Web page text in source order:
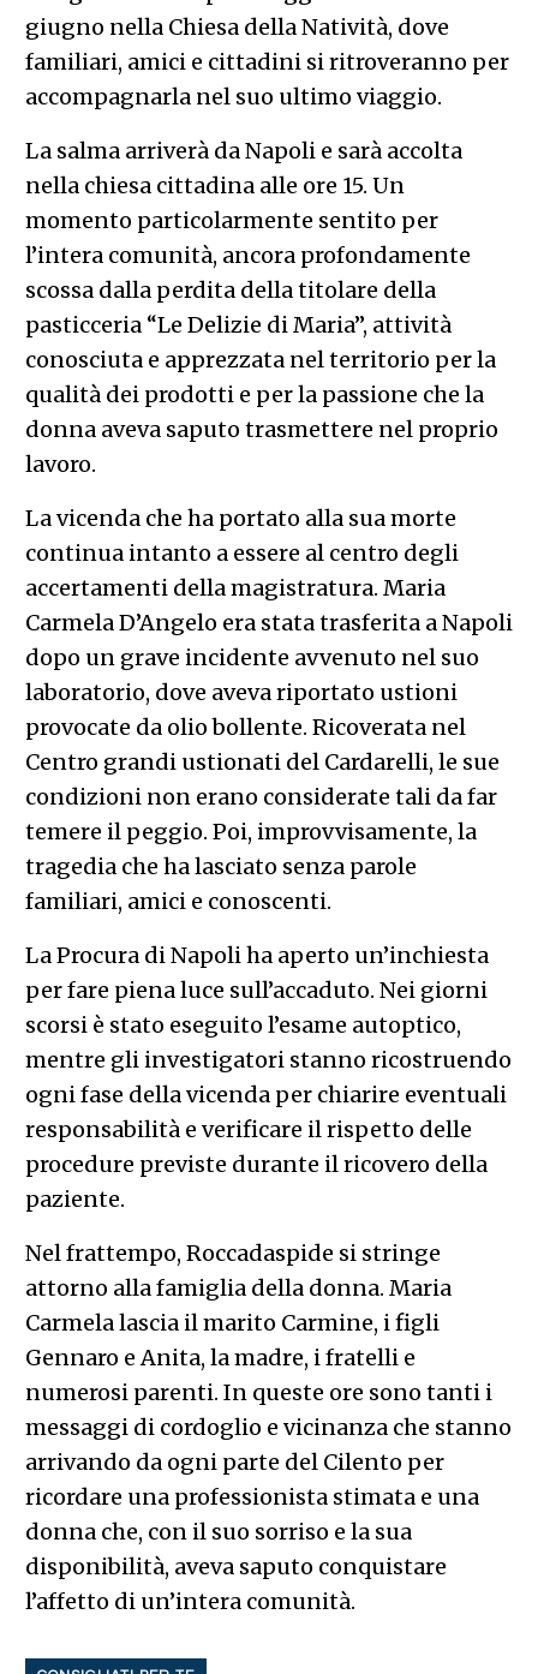
giugno nella Chiesa della Natività, dove
familiari, amici e cittadini si ritroveranno per
accompagnarla nel suo ultimo viaggio.
La salma arriverà da Napoli e sarà accolta
nella chiesa cittadina alle ore 15. Un
momento particolarmente sentito per
l’intera comunità, ancora profondamente
scossa dalla perdita della titolare della
pasticceria “Le Delizie di Maria”, attività
conosciuta e apprezzata nel territorio per la
qualità dei prodotti e per la passione che la
donna aveva saputo trasmettere nel proprio
lavoro.
La vicenda che ha portato alla sua morte
continua intanto a essere al centro degli
accertamenti della magistratura. Maria
Carmela D’Angelo era stata trasferita a Napoli
dopo un grave incidente avvenuto nel suo
laboratorio, dove aveva riportato ustioni
provocate da olio bollente. Ricoverata nel
Centro grandi ustionati del Cardarelli, le sue
condizioni non erano considerate tali da far
temere il peggio. Poi, improvvisamente, la
tragedia che ha lasciato senza parole
familiari, amici e conoscenti.
La Procura di Napoli ha aperto un’inchiesta
per fare piena luce sull’accaduto. Nei giorni
scorsi è stato eseguito l’esame autoptico,
mentre gli investigatori stanno ricostruendo
ogni fase della vicenda per chiarire eventuali
responsabilità e verificare il rispetto delle
procedure previste durante il ricovero della
paziente.
Nel frattempo, Roccadaspide si stringe
attorno alla famiglia della donna. Maria
Carmela lascia il marito Carmine, i figli
Gennaro e Anita, la madre, i fratelli e
numerosi parenti. In queste ore sono tanti i
messaggi di cordoglio e vicinanza che stanno
arrivando da ogni parte del Cilento per
ricordare una professionista stimata e una
donna che, con il suo sorriso e la sua
disponibilità, aveva saputo conquistare
l’affetto di un’intera comunità.